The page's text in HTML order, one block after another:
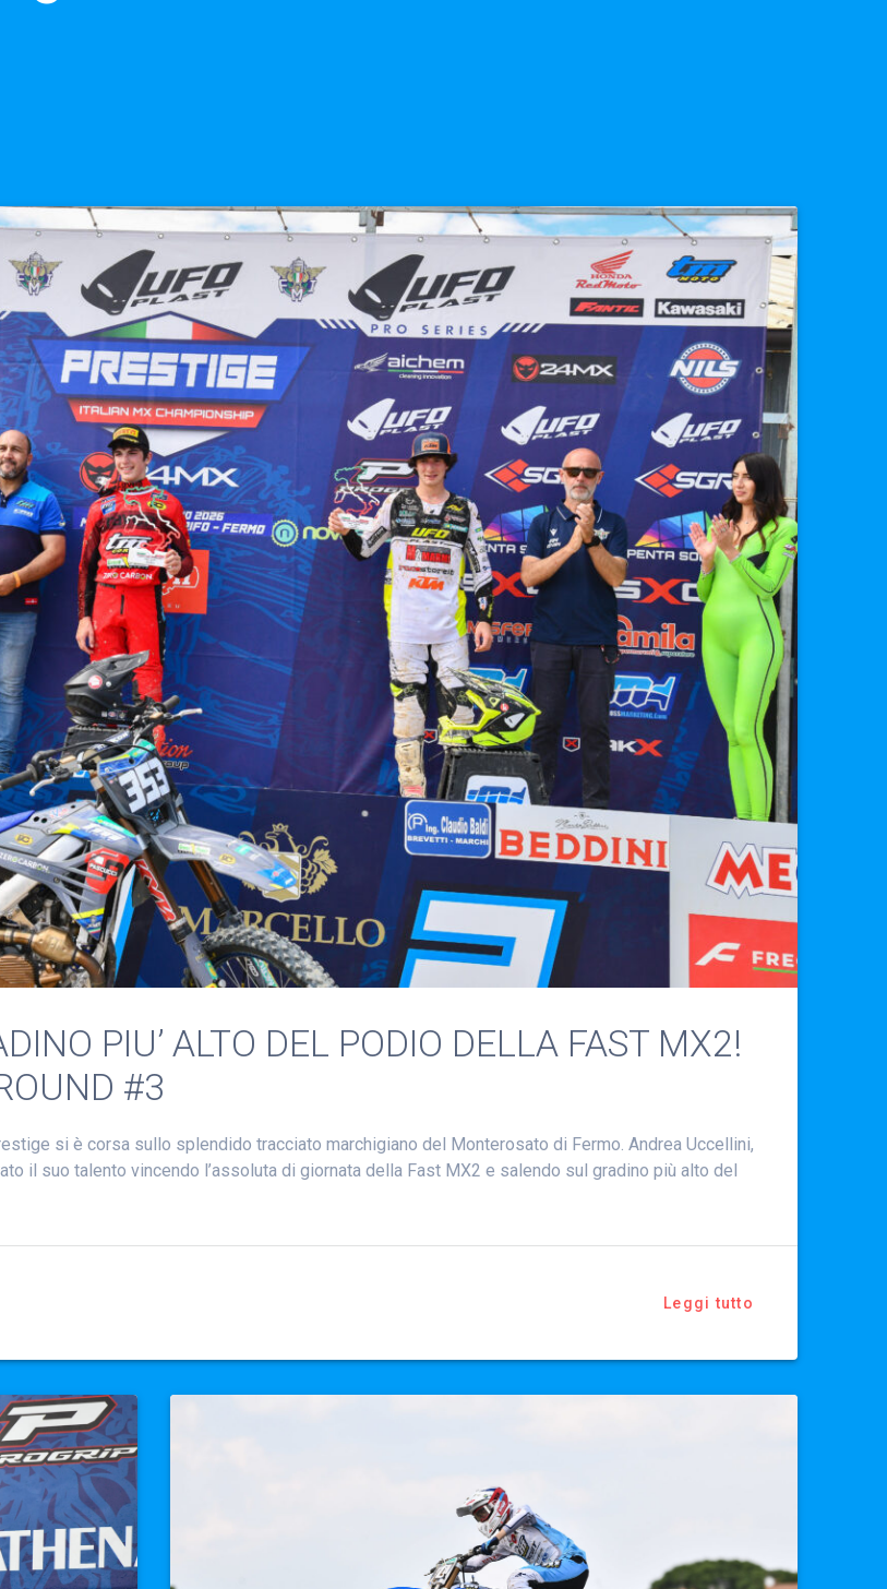
PIU’ ALTO DEL PODIO DELLA FAST MX2!
#3
si è corsa sullo splendido tracciato marchigiano del Monterosato di Fermo. Andrea Uccellini,
il suo talento vincendo l’assoluta di giornata della Fast MX2 e salendo sul gradino più alto del
Leggi tutto